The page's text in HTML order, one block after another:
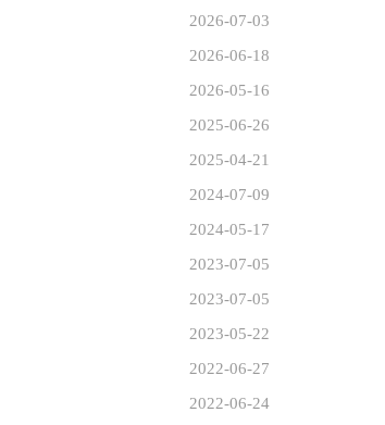
2026-07-03
2026-06-18
2026-05-16
2025-06-26
2025-04-21
2024-07-09
2024-05-17
2023-07-05
2023-07-05
2023-05-22
2022-06-27
2022-06-24